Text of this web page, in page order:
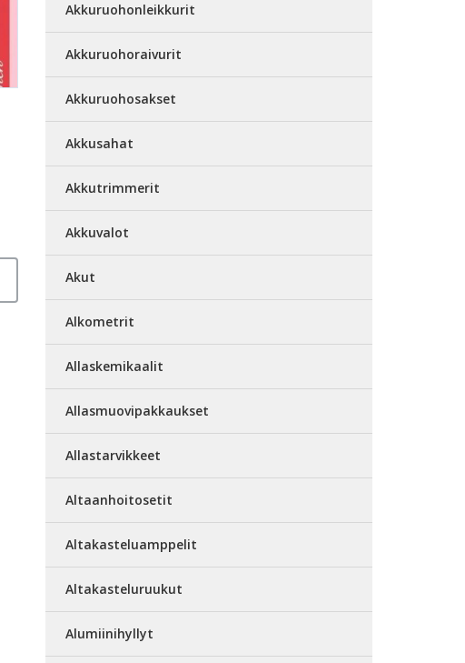
Akkuruohonleikkurit
Akkuruohoraivurit
Akkuruohosakset
Akkusahat
Akkutrimmerit
Akkuvalot
Akut
Alkometrit
Allaskemikaalit
Allasmuovipakkaukset
Allastarvikkeet
Altaanhoitosetit
Altakasteluamppelit
Altakasteluruukut
Alumiinihyllyt